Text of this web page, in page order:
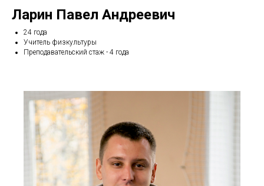
Ларин Павел Андреевич
24 года
Учитель физкультуры
Преподавательский стаж - 4 года